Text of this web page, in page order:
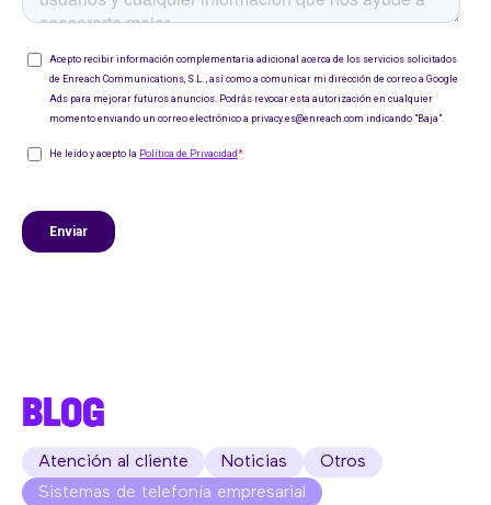
BLOG
Atención al cliente Noticias
Otros
Sistemas de telefonía empresarial